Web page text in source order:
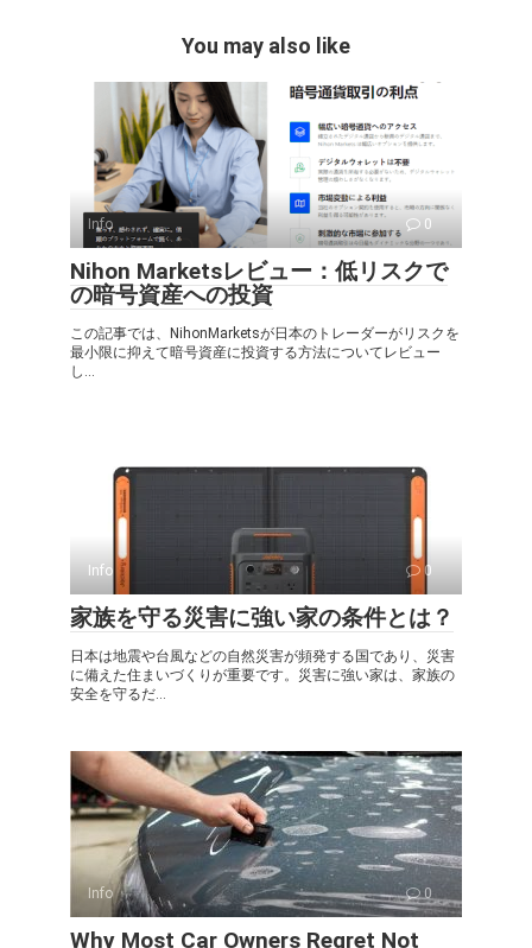
You may also like
Info 0
Nihon Marketsレビュー：低リスクで
の暗号資産への投資
この記事では、NihonMarketsが日本のトレーダーがリスクを
最小限に抑えて暗号資産に投資する方法についてレビュー
し...
Info 0
家族を守る災害に強い家の条件とは？
日本は地震や台風などの自然災害が頻発する国であり、災害
に備えた住まいづくりが重要です。災害に強い家は、家族の
安全を守るだ...
Info 0
Why Most Car Owners Regret Not